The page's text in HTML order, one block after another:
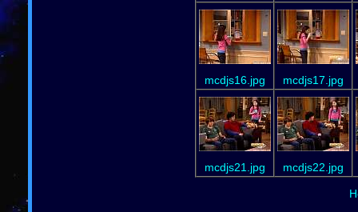
mcdjs16.jpg mcdjs17.jpg
mcdjs21.jpg mcdjs22.jpg